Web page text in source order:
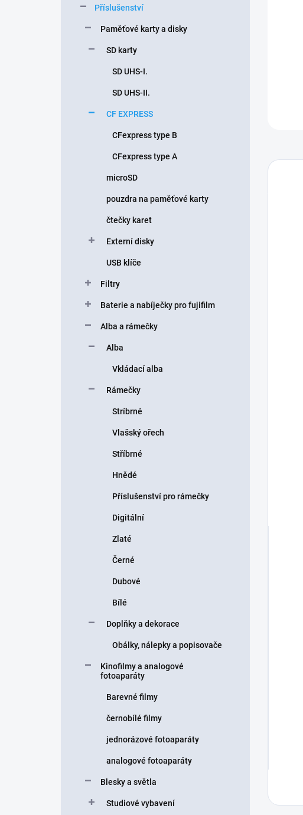
Příslušenství
Paměťové karty a disky
SD karty
SD UHS-I.
SD UHS-II.
CF EXPRESS
CFexpress type B
CFexpress type A
microSD
pouzdra na paměťové karty
čtečky karet
Externí disky
USB klíče
Filtry
Baterie a nabíječky pro fujifilm
Alba a rámečky
Alba
Vkládací alba
Rámečky
Stríbrné
Vlašský ořech
Stříbrné
Hnědé
Příslušenství pro rámečky
Digitální
Zlaté
Černé
Dubové
Bílé
Doplňky a dekorace
Obálky, nálepky a popisovače
Kinofilmy a analogové
fotoaparáty
Barevné filmy
černobílé filmy
jednorázové fotoaparáty
analogové fotoaparáty
Blesky a světla
Studiové vybavení